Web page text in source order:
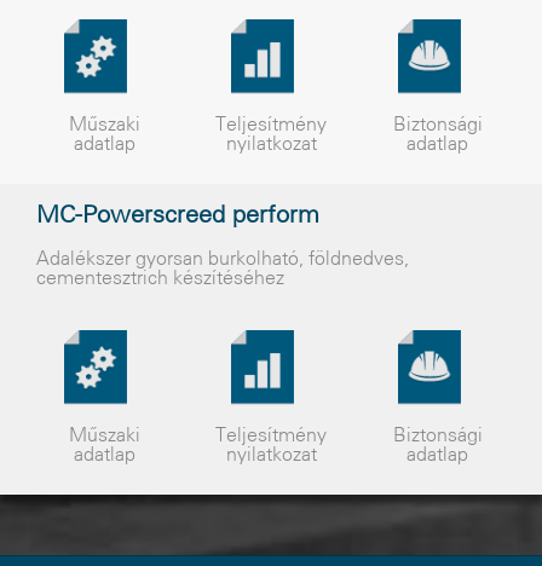
Műszaki
adatlap
Teljesítmény
nyilatkozat
Biztonsági
adatlap
MC-Powerscreed perform
Adalékszer gyorsan burkolható, földnedves,
cementesztrich készítéséhez
Műszaki
adatlap
Teljesítmény
nyilatkozat
Biztonsági
adatlap